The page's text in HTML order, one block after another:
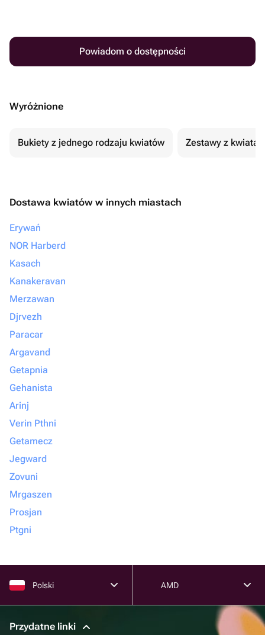
Powiadom o dostępności
Wyróżnione
Bukiety z jednego rodzaju kwiatów Zestawy z
Dostawa kwiatów w innych miastach
Erywań
NOR Harberd
Kasach
Kanakeravan
Merzawan
Djrvezh
Paracar
Argavand
Getapnia
Gehanista
Arinj
Verin Pthni
Getamecz
Jegward
Zovuni
Mrgaszen
Prosjan
Ptgni
Polski AMD
Przydatne linki